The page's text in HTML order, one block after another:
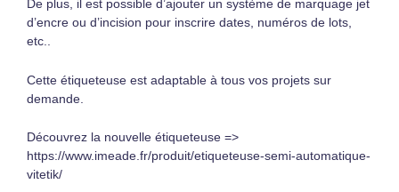
De plus, il est possible d’ajouter un système de marquage jet
d’encre ou d’incision pour inscrire dates, numéros de lots,
etc..
Cette étiqueteuse est adaptable à tous vos projets sur
demande.
Découvrez la nouvelle étiqueteuse =>
https://www.imeade.fr/produit/etiqueteuse-semi-automatique-
vitetik/